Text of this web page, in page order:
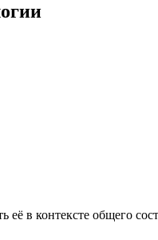
её в контексте общего